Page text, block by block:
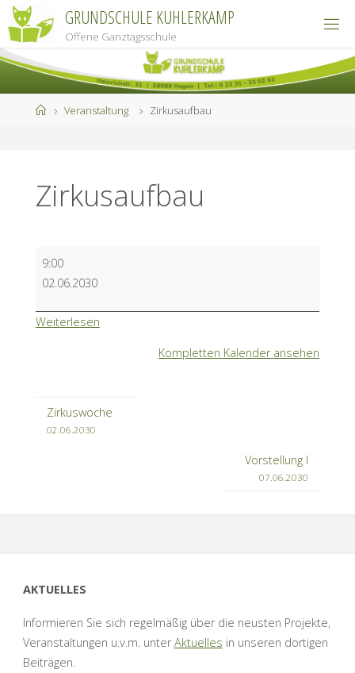
Zum
Inhalt
springen
GRUNDSCHULE KUHLERKAMP
Offene Ganztagsschule
StartVeranstaltung Zirkusaufbau
Zirkusaufbau
Zirkusaufbau
9:00
02.06.2030
Weiterlesen
Kompletten Kalender ansehen
Zirkuswoche
02.06.2030
Vorstellung I
07.06.2030
AKTUELLES
Informieren Sie sich regelmäßig über die neusten Projekte,
Veranstaltungen u.v.m. unterAktuelles in unseren dortigen
Beiträgen.